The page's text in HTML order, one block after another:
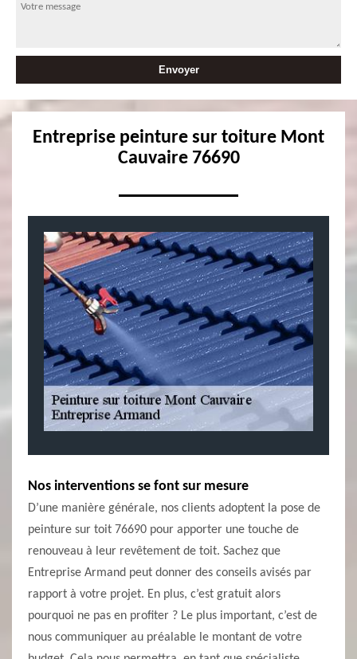
Entreprise peinture sur toiture Mont
Cauvaire 76690
Nos interventions se font sur mesure
D’une manière générale, nos clients adoptent la pose de
peinture sur toit 76690 pour apporter une touche de
renouveau à leur revêtement de toit. Sachez que
Entreprise Armand peut donner des conseils avisés par
rapport à votre projet. En plus, c’est gratuit alors
pourquoi ne pas en profiter ? Le plus important, c’est de
nous communiquer au préalable le montant de votre